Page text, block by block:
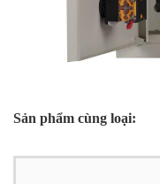
Sản phẩm cùng loại: